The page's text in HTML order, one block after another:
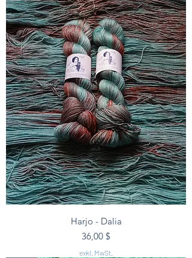
Harjo - Dalia
Preis
36,00 $
exkl. MwSt.